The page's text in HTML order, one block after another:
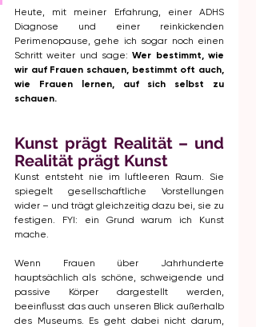
Heute, mit meiner Erfahrung, einer ADHS
Diagnose und einer reinkickenden
Perimenopause, gehe ich sogar noch einen
Schritt weiter und sage: Wer bestimmt, wie
wir auf Frauen schauen, bestimmt oft auch,
wie Frauen lernen, auf sich selbst zu
schauen.
Kunst prägt Realität – und
Realität prägt Kunst
Kunst entsteht nie im luftleeren Raum. Sie
spiegelt gesellschaftliche Vorstellungen
wider – und trägt gleichzeitig dazu bei, sie zu
festigen. FYI: ein Grund warum ich Kunst
mache.
Wenn Frauen über Jahrhunderte
hauptsächlich als schöne, schweigende und
passive Körper dargestellt werden,
beeinflusst das auch unseren Blick außerhalb
des Museums. Es geht dabei nicht darum,